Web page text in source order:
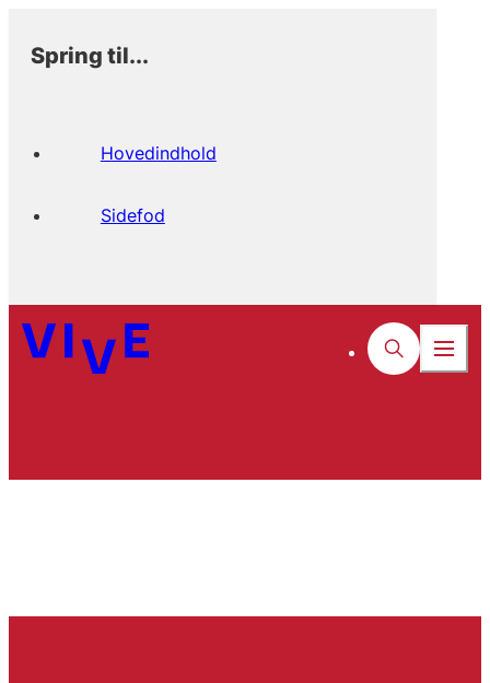
Spring til...
Hovedindhold
Sidefod